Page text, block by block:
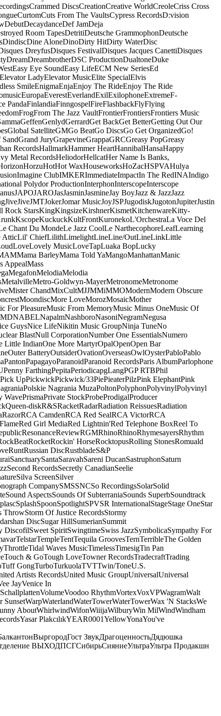
Crammed DiscsCreationCreative WorldCreoleCriss Cross
CurtomCuts From The VaultsCypress RecordsD:vision
DebutDecaydanceDef JamDeja
Room TapesDetritiDeutsche GrammophonDeutsche
DindiscDine AloneDinoDirty HitDirty WaterDisc
DreyfusDisques FestivalDisques Jacques CanettiDisques
DreamDreambrotherDSC ProductionDualtoneDuke
Easy Eye SoundEasy LifeECM New SeriesEd
Elevator LadyElevator MusicElite SpecialElvis
SmileEnigmaEnjaEnjoy The RideEnjoy The Ride
EuropaEverestEverlandExilExilophoneExtremeF-
PandaFinlandiaFinngospelFireFlashbackFlyFlying
FrogFrom The Jazz VaultFrontierFrontiersFrontiers Music
GeffenGenlydGerrardGet BackGet BetterGetting Out Our
Global SatelliteGMGo BeatGo DiscsGo Get OrganizedGo!
Grand JuryGrapevineGrappaGRCGreasy PopGreasy
RecordsHallmarkHammer HeartHannibalHansaHappy
Metal RecordsHeliodorHellcatHer Name Is Banks,
HorzuHotHot WaxHouseworksHoZacHSPVAHulya
Imagine ClubIMKERImmediateImpactIn The RedINAIndigo
Polydor ProductionInterphonInterscopeInterscope
JAPOJAROJasJasminJasmineJay BoyJazz & JazzJazz
JiveJiveJMTJokerJomar MusicJoyJSPJugodiskJugotonJupiterJustin
Rock StarsKingKingsizeKirshnerKismetKitchenwareKitty-
KscopeKuckuckKultFrontKuronekoL'OrchestraLa Voce Del
Chant Du MondeLe Jazz CoolLe NarthecophoreLeafLearning
AtticLil' ChiefLilithLimelightLineLine/OutLineLinkLittle
LoveLovely MusicLoveTapLuaka BopLucky
Mama BarleyMama Told YaMangoManhattanManic
AppealMass
MegafonMelodiaMelodia
MetalvilleMetro-Goldwyn-MayerMetronomeMetronome
Mister ChandMixCultMJJMMiMMOModernModern Obscure
MoondiscMore LoveMorozMosaicMother
For PleasureMusic From MemoryMusic Minus OneMusic Of
NABELNapalmNashboroNasoniNegramNegusa
GuysNice LifeNikitin Music GroupNinja TuneNo
BlastNull CorporationNumber One EssentialsNumero
Little IndianOne More MartyrOpalOpenOpen Bar
Outer BatteryOutsiderOvationOverseasOwlOysterPabloPablo
PantonPapagayoParanoidParanoid RecordsParis AlbumParlophone
Penny FarthingPepitaPeriodicapgLangPGP RTBPhil
Pick UpPickwickPickwick/33PiePieaterPilzPink ElephantPink
Polskie Nagrania MuzaPoltonPolyphonPolyvinylPolyvinyl
WavePrismaPrivate StockProbeProdigalProducer
Queen-diskR&SRacketRadarRadiation ReissuesRadiation
RazorRCA CamdenRCA Red SealRCA VictorRCA
Red Girl MediaRed Lightnin'Red Telephone BoxReel To
ResonanceReviewRGMRhinoRhinoRhymesayersRhythm
RocketRockin' HorseRocktopusRolling StonesRomuald
RuntRussian DiscRustbladeS&P
SanctuarySantaSaravahSareni DucanSastruphonSaturn
Second RecordsSecretly CanadianSeelie
Silva ScreenSilver
CompanySMSSNCSo RecordingsSolarSolid
Sound AspectsSounds Of SubterraniaSounds SuperbSoundtrack
SplashSpoonSpotlightSPVSR InternationalStageStage OneStar
ThrowStorm Of Justice RecordsStormy
DiscSugar HillSumerianSummit
DiscofilSweet SpiritSwingtimeSwiss JazzSymbolicaSympathy For
TelstarTempleTentTequila GroovesTernTerribleThe Golden
ThrottleTidal Waves MusicTimelessTimesigTin Pan
Touch & GoTough LoveTowner RecordsTradecraftTrading
Tuff GongTurboTurkuolaTVTTwin/ToneU.S.
Artists RecordsUnited Music GroupUniversalUniversal
JayVenice In
VolumeVoodoo RhythmVortexVoxVPWagramWalt
SunsetWarpWaterlandWaterTowerWaterTowerWax 'N StacksWe
AboutWhirlwindWifonWiiijaWilburyWin MilWindWindham
Yasar PlakcılıkYEAR0001YellowYonaYou've
ВыргородГост ЗвукДрагоценностьДядюшка
ВЫХОДПСГСибирьСияниеУльтраУльтра Продакшн